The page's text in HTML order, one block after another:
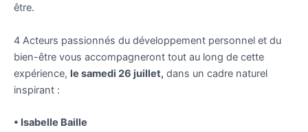
être.
4 Acteurs passionnés du développement personnel et du
bien-être vous accompagneront tout au long de cette
expérience, le samedi 26 juillet, dans un cadre naturel
inspirant :
•⁠ ⁠Isabelle Baille